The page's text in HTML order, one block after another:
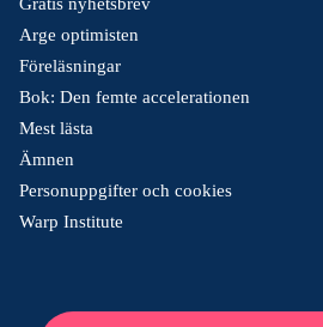
Arge optimisten
Föreläsningar
Bok: Den femte accelerationen
Mest lästa
Ämnen
Personuppgifter och cookies
Warp Institute